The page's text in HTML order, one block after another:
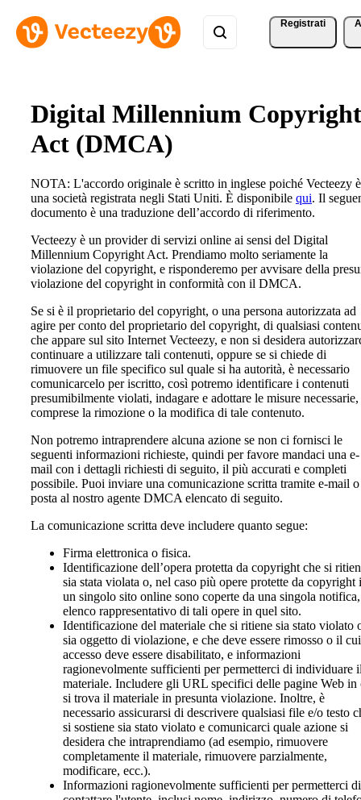
Registrati
Digital Millennium Copyright
Act (DMCA)
NOTA: L'accordo originale è scritto in inglese poiché Vecteezy è
una società registrata negli Stati Uniti. È disponibile qui. Il
documento è una traduzione dell’accordo di riferimento.
Vecteezy è un provider di servizi online ai sensi del Digital
Millennium Copyright Act. Prendiamo molto seriamente la
violazione del copyright, e risponderemo per avvisare della
violazione del copyright in conformità con il DMCA.
Se si è il proprietario del copyright, o una persona autorizzata ad
agire per conto del proprietario del copyright, di qualsiasi
che appare sul sito Internet Vecteezy, e non si desidera
continuare a utilizzare tali contenuti, oppure se si chiede di
rimuovere un file specifico sul quale si ha autorità, è necessario
comunicarcelo per iscritto, così potremo identificare i contenuti
presumibilmente violati, indagare e adottare le misure necessarie,
comprese la rimozione o la modifica di tale contenuto.
Non potremo intraprendere alcuna azione se non ci fornisci le
seguenti informazioni richieste, quindi per favore mandaci una e-
mail con i dettagli richiesti di seguito, il più accurati e completi
possibile. Puoi inviare una comunicazione scritta tramite e-mail o
posta al nostro agente DMCA elencato di seguito.
La comunicazione scritta deve includere quanto segue:
Firma elettronica o fisica.
Identificazione dell’opera protetta da copyright che si
sia stata violata o, nel caso più opere protette da copyright
un singolo sito online sono coperte da una singola
elenco rappresentativo di tali opere in quel sito.
Identificazione del materiale che si ritiene sia stato violato
sia oggetto di violazione, e che deve essere rimosso o il cui
accesso deve essere disabilitato, e informazioni
ragionevolmente sufficienti per permetterci di individuare
materiale. Includere gli URL specifici delle pagine Web in
si trova il materiale in presunta violazione. Inoltre, è
necessario assicurarsi di descrivere qualsiasi file e/o testo
si sostiene sia stato violato e comunicarci quale azione si
desidera che intraprendiamo (ad esempio, rimuovere
completamente il materiale, rimuovere parzialmente,
modificare, ecc.).
Informazioni ragionevolmente sufficienti per permetterci di